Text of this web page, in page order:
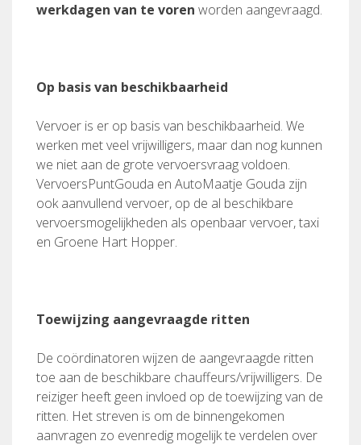
werkdagen van te voren worden aangevraagd.
Op basis van beschikbaarheid
Vervoer is er op basis van beschikbaarheid. We
werken met veel vrijwilligers, maar dan nog kunnen
we niet aan de grote vervoersvraag voldoen.
VervoersPuntGouda en AutoMaatje Gouda zijn
ook aanvullend vervoer, op de al beschikbare
vervoersmogelijkheden als openbaar vervoer, taxi
en Groene Hart Hopper.
Toewijzing aangevraagde ritten
De coördinatoren wijzen de aangevraagde ritten
toe aan de beschikbare chauffeurs/vrijwilligers. De
reiziger heeft geen invloed op de toewijzing van de
ritten. Het streven is om de binnengekomen
aanvragen zo evenredig mogelijk te verdelen over